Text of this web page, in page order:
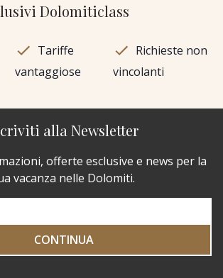
Dolomiticlass
Tariffe
vantaggiose
Richieste non
vincolanti
alla Newsletter
offerte esclusive e news per la
vacanza nelle Dolomiti.
CONTINUA